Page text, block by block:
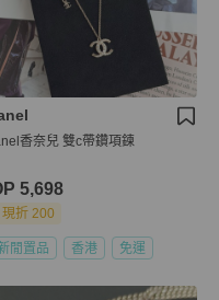
香奈兒 雙c帶鑽項鍊
5,698
現折 200
閒置品 香港 免運